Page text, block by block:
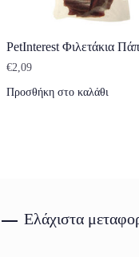
PetInterest Φιλετάκια
€2,09
Προσθήκη στο καλάθι
Ελάχιστα